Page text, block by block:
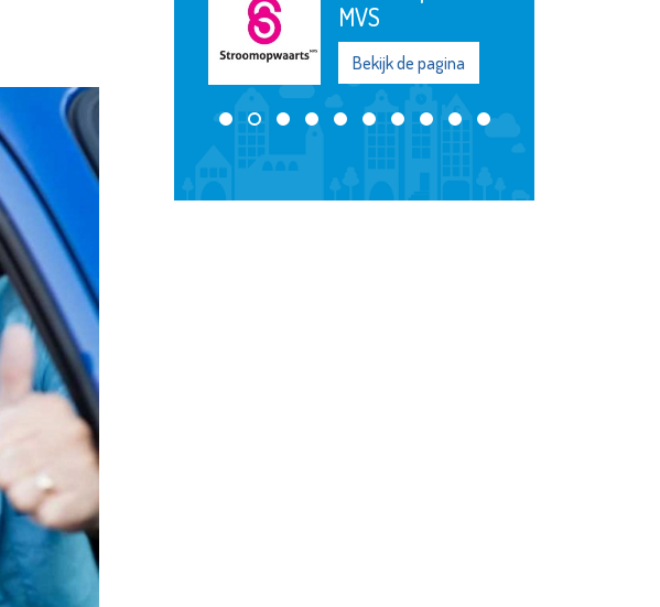
Bekijk de pagina